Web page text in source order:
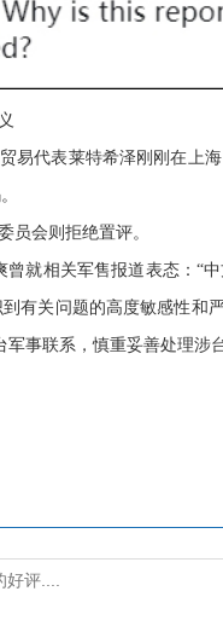
易代表莱特希泽刚刚在上
员会则拒绝置评。
曾就相关军售报道表态：“
有关问题的高度敏感性和
事联系，慎重妥善处理